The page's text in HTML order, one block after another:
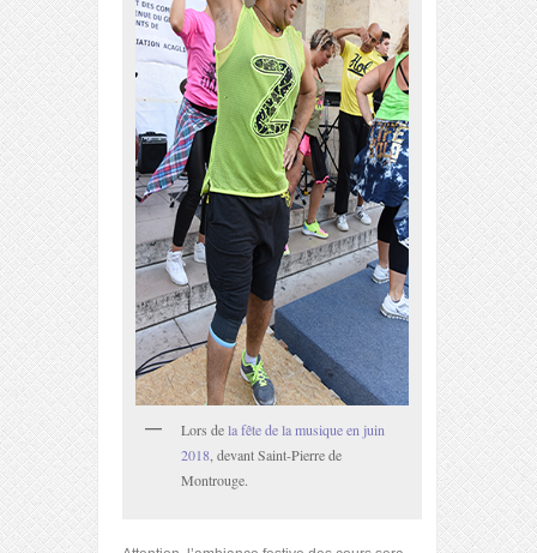
Lors dela fête de la musique en juin
2018, devant Saint-Pierre de
Montrouge.